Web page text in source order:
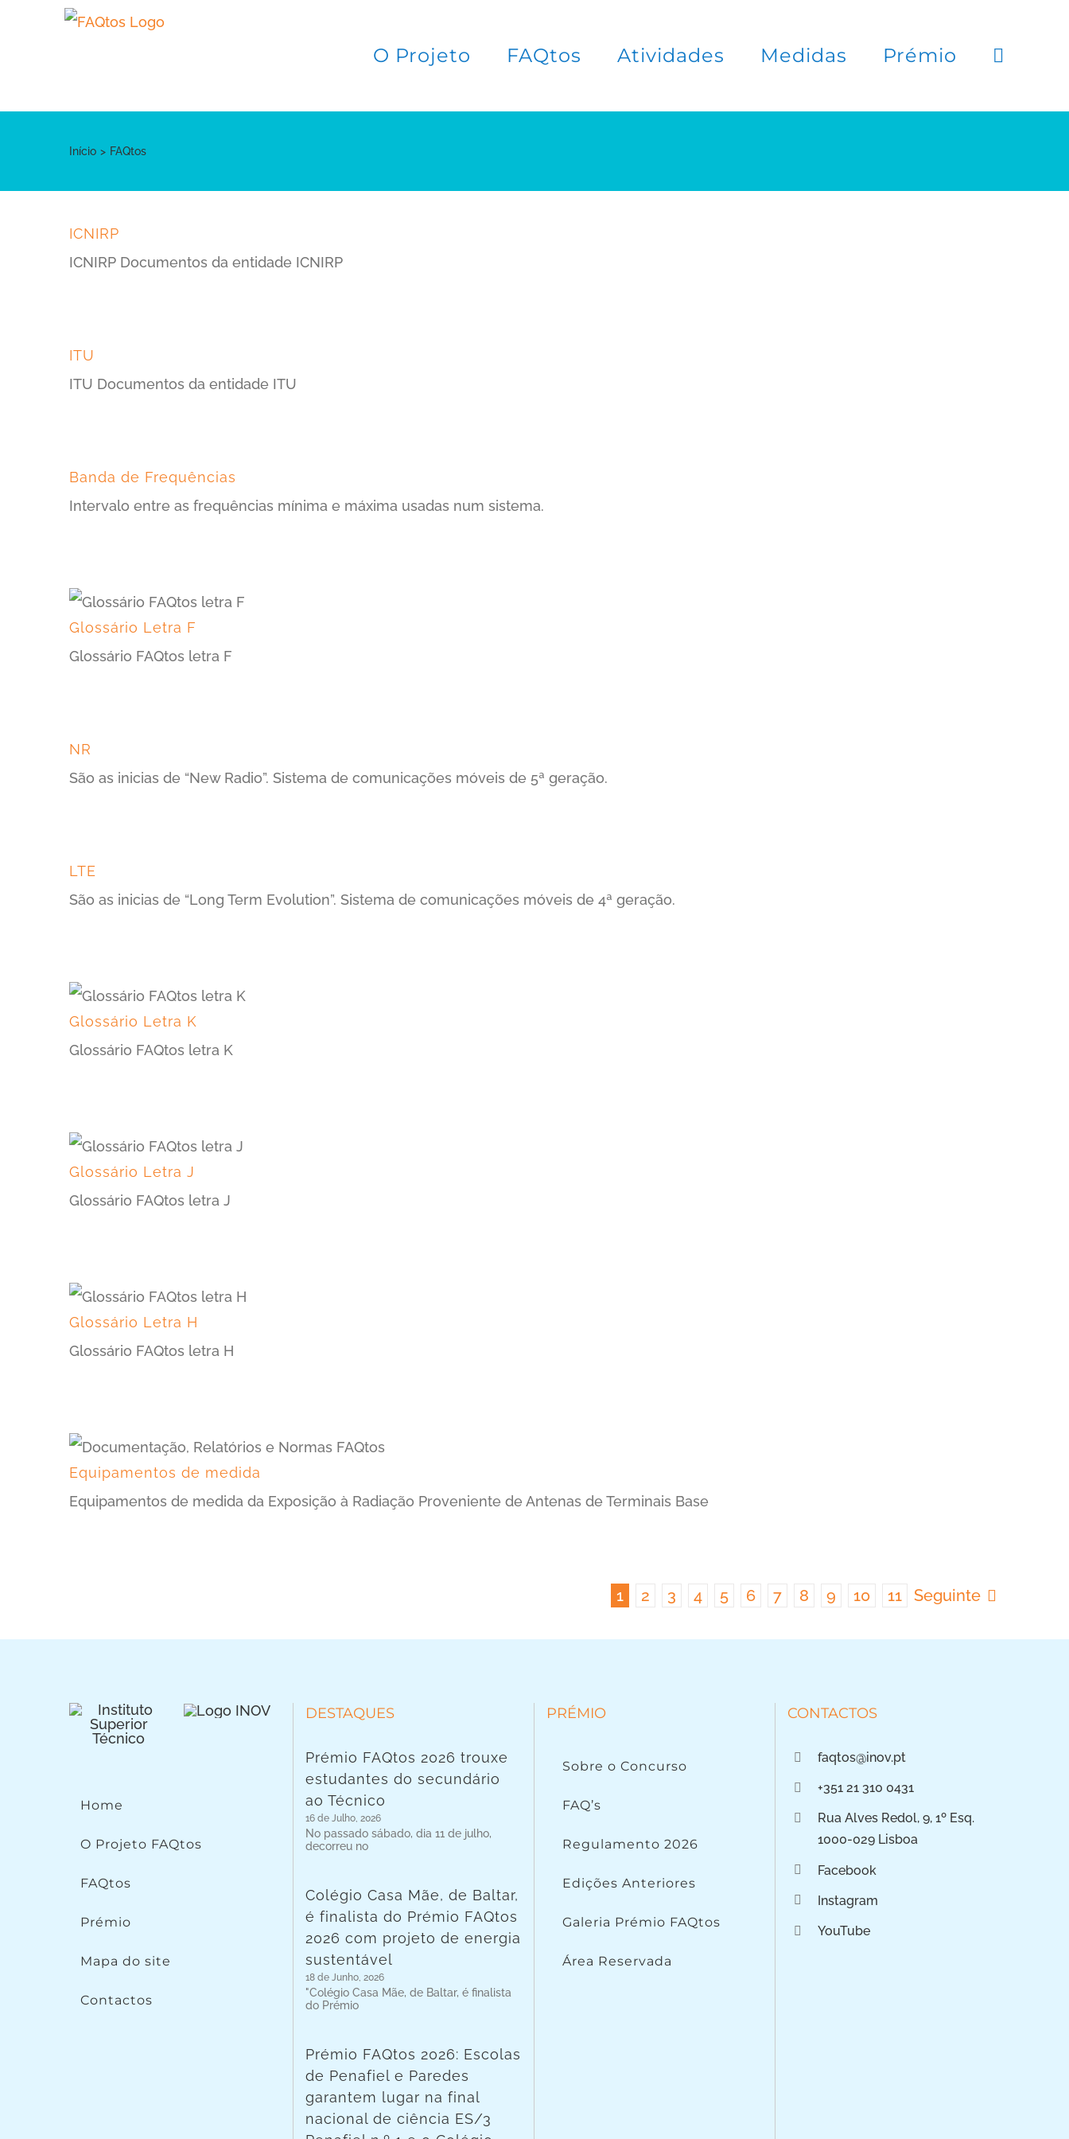
O Projeto FAQtos Atividades Medidas Prémio
Início FAQtos
ICNIRP
ICNIRP Documentos da entidade ICNIRP
ITU
ITU Documentos da entidade ITU
Banda de Frequências
Intervalo entre as frequências mínima e máxima usadas num sistema.
Glossário Letra F
Glossário FAQtos letra F
NR
São as inicias de “New Radio”. Sistema de comunicações móveis de 5ª geração.
LTE
São as inicias de “Long Term Evolution”. Sistema de comunicações móveis de 4ª geração.
Glossário Letra K
Glossário FAQtos letra K
Glossário Letra J
Glossário FAQtos letra J
Glossário Letra H
Glossário FAQtos letra H
Equipamentos de medida
Equipamentos de medida da Exposição à Radiação Proveniente de Antenas de Terminais Base
1 2 3 4 5 6 7 8 9 10 11 Seguinte
Home
O Projeto FAQtos
FAQtos
Prémio
Mapa do site
Contactos
DESTAQUES
Prémio FAQtos 2026 trouxe
estudantes do secundário
ao Técnico
16 de Julho, 2026
No passado sábado, dia 11 de julho,
decorreu no
Colégio Casa Mãe, de Baltar,
é finalista do Prémio FAQtos
2026 com projeto de energia
sustentável
18 de Junho, 2026
"Colégio Casa Mãe, de Baltar, é finalista
do Prémio
Prémio FAQtos 2026: Escolas
de Penafiel e Paredes
garantem lugar na final
nacional de ciência ES/3
PRÉMIO
Sobre o Concurso
FAQ’s
Regulamento 2026
Edições Anteriores
Galeria Prémio FAQtos
Área Reservada
CONTACTOS
faqtos@inov.pt
+351 21 310 0431
Rua Alves Redol, 9, 1º Esq.
1000-029 Lisboa
Facebook
Instagram
YouTube